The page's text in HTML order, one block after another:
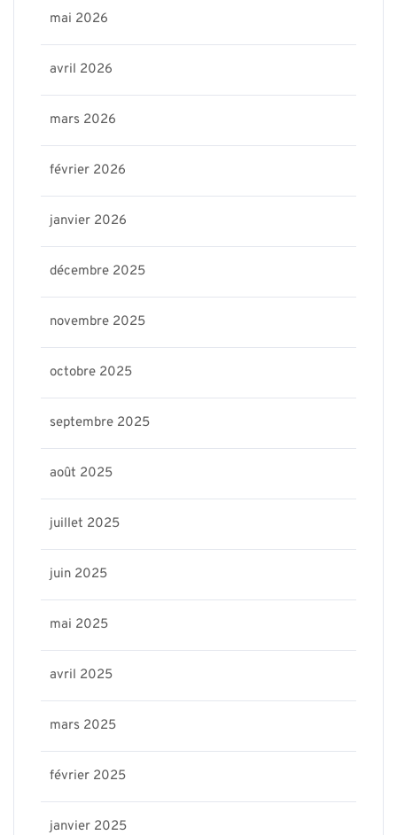
mai 2026
avril 2026
mars 2026
février 2026
janvier 2026
décembre 2025
novembre 2025
octobre 2025
septembre 2025
août 2025
juillet 2025
juin 2025
mai 2025
avril 2025
mars 2025
février 2025
janvier 2025